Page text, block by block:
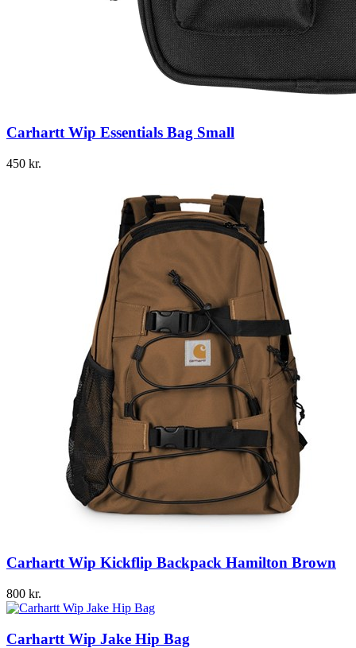
Carhartt Wip Essentials Bag Small
450 kr.
Carhartt Wip Kickflip Backpack Hamilton Brown
800 kr.
Carhartt Wip Jake Hip Bag